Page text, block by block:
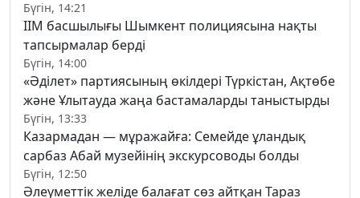
Бүгін, 14:21
ІІМ басшылығы Шымкент полициясына нақты
тапсырмалар берді
Бүгін, 14:00
«Әділет» партиясының өкілдері Түркістан, Ақтөбе
және Ұлытауда жаңа бастамаларды таныстырды
Бүгін, 13:33
Казармадан — мұражайға: Семейде ұландық
сарбаз Абай музейінің экскурсоводы болды
Бүгін, 12:50
Әлеуметтік желіде балағат сөз айтқан Тараз